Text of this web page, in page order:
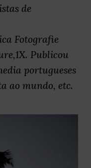
de
Fotografie
Publicou
portugueses
ao mundo, etc.